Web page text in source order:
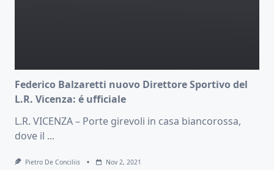
Federico Balzaretti nuovo Direttore Sportivo del
L.R. Vicenza: é ufficiale
L.R. VICENZA – Porte girevoli in casa biancorossa,
dove il ...
Pietro De Conciliis Nov 2, 2021